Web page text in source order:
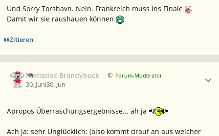
Und Sorry Torshavn. Nein. Frankreich muss ins Finale
.
Damit wir sie raushauen können
Zitieren
Meriadoc Brandybuck Forum-Moderator
30. Juni30. Jun
Apropos Überraschungsergebnisse... äh ja
Ach ja: sehr Unglücklich: (also kommt drauf an aus welcher